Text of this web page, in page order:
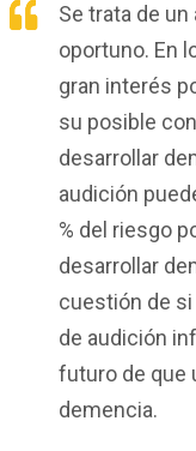
Se trata de
oportuno. En
gran interés
su posible
desarrollar
audición
% del riesgo
desarrollar
cuestión de
de audición
futuro de que
demencia.